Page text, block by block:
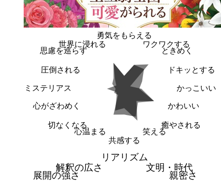
勇気をもらえる
ワクワクする
ときめく
ドキッとする
かっこいい
かわいい
癒やされる
笑える
共感する
心温まる
切なくなる
心がざわめく
ミステリアス
圧倒される
思慮を巡らす
世界に浸れる
リアリズム
文明・時代
親密さ
展開の強さ
解釈の広さ